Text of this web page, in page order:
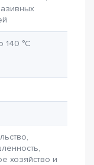
140 °C
хозяйство и